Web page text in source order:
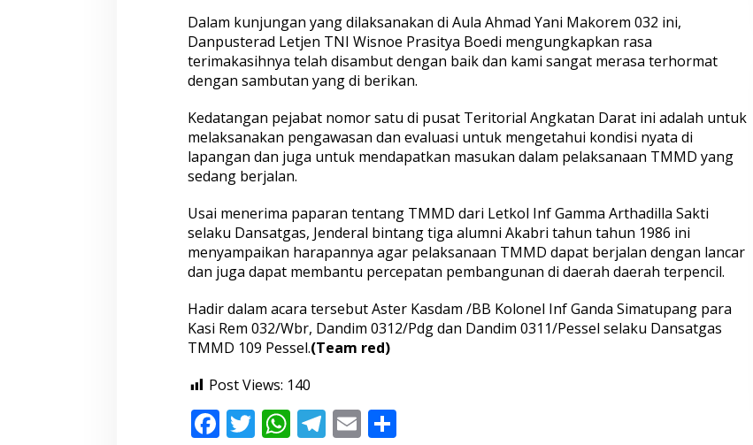
a
k
s
a
n
a
n
T
M
M
K
e
p
a
d
D
a
n
P
s
Dalam kunjungan yang dilaksanakan di Aula Ahmad Yani Makorem 032 ini,
Danpusterad Letjen TNI Wisnoe Prasitya Boedi mengungkapkan rasa
terimakasihnya telah disambut dengan baik dan kami sangat merasa terhormat
dengan sambutan yang di berikan.
Kedatangan pejabat nomor satu di pusat Teritorial Angkatan Darat ini adalah untuk
melaksanakan pengawasan dan evaluasi untuk mengetahui kondisi nyata di
lapangan dan juga untuk mendapatkan masukan dalam pelaksanaan TMMD yang
sedang berjalan.
Usai menerima paparan tentang TMMD dari Letkol Inf Gamma Arthadilla Sakti
selaku Dansatgas, Jenderal bintang tiga alumni Akabri tahun tahun 1986 ini
menyampaikan harapannya agar pelaksanaan TMMD dapat berjalan dengan lancar
dan juga dapat membantu percepatan pembangunan di daerah daerah terpencil.
Hadir dalam acara tersebut Aster Kasdam /BB Kolonel Inf Ganda Simatupang para
Kasi Rem 032/Wbr, Dandim 0312/Pdg dan Dandim 0311/Pessel selaku Dansatgas
TMMD 109 Pessel.(Team red)
Post Views: 140
F T W T E S